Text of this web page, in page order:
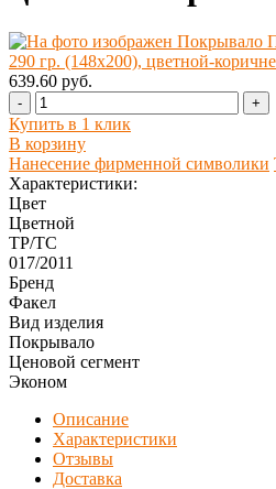
639.60 руб.
- +
Купить в 1 клик
В корзину
Нанесение фирменной символики
Характеристики:
Цвет
Цветной
ТР/ТС
017/2011
Бренд
Факел
Вид изделия
Покрывало
Ценовой сегмент
Эконом
Описание
Характеристики
Отзывы
Доставка